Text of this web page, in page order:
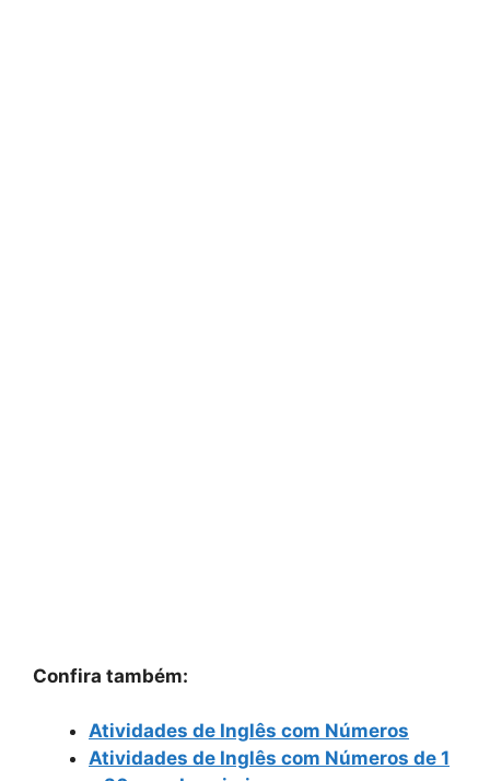
Confira também:
Atividades de Inglês com Números
Atividades de Inglês com Números de 1